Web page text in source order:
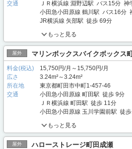
交通
ＪＲ横浜線 淵野辺駅 バス15分
小田急小田原線 鶴川駅 バス16分
JR横浜線 矢部駅 徒歩 69分
もっと見る
屋外 マリンボックスバイクボックス
料金(税込)
15,750円/月～15,750円/月
広さ
3.24m²～3.24m²
所在地
東京都町田市中町1-457-46
交通
小田急小田原線 町田駅 徒歩 9分
ＪＲ横浜線 町田駅 徒歩 11分
小田急小田原線 玉川学園前駅 徒
もっと見る
屋外 ハローストレージ町田成瀬